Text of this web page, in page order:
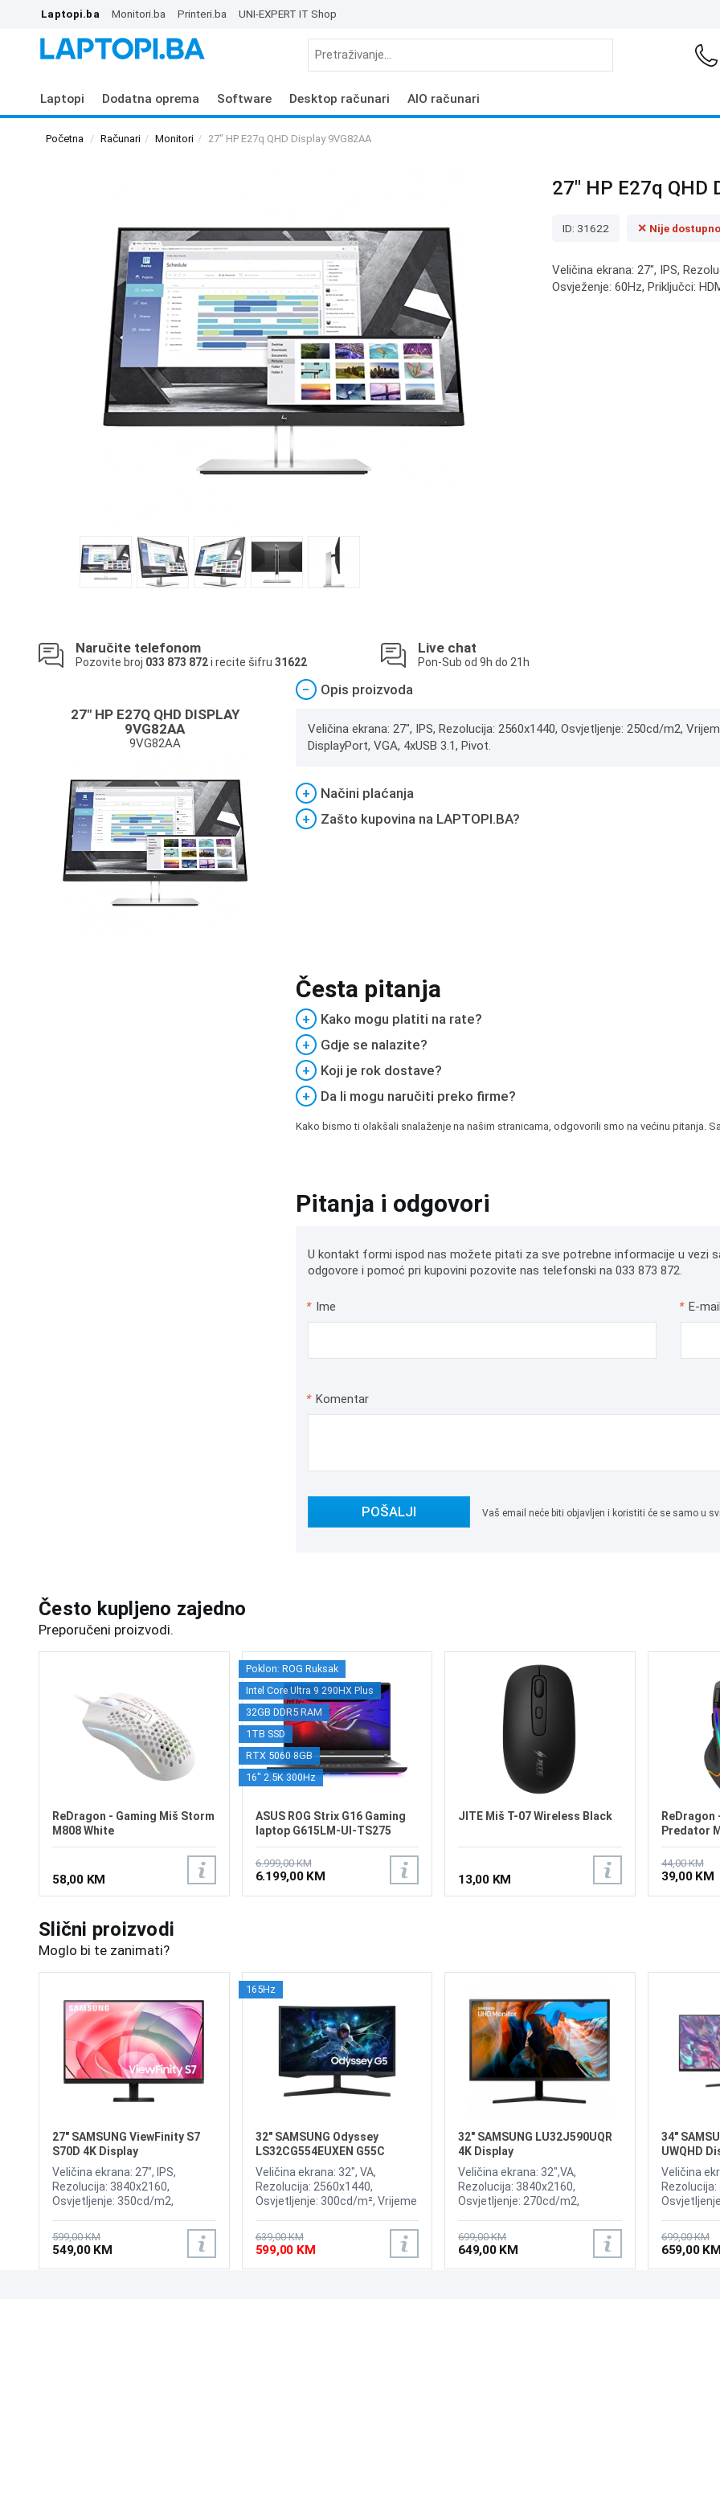
Laptopi.ba Monitori.ba Printeri.ba UNI-EXPERT IT Shop
Laptopi Dodatna oprema Software Desktop računari AIO računari
Početna Računari Monitori 27" HP E27q QHD Display 9VG82AA
27" HP E27q QHD
ID: 31622 ✕ Nije dostupno
Veličina ekrana: 27", IPS,
Osvježenje: 60Hz, Priključci:
Naručite telefonom
Pozovite broj 033 873 872i recite šifru 31622
Live chat
Pon-Sub od 9h do 21h
27" HP E27Q QHD DISPLAY
9VG82AA
9VG82AA
− Opis proizvoda
Veličina ekrana: 27", IPS, Rezolucija: 2560x1440, Osvjetljenje: 250cd/m2,
DisplayPort, VGA, 4xUSB 3.1, Pivot.
+
Načini plaćanja
+
Zašto kupovina na LAPTOPI.BA?
Česta pitanja
+
Kako mogu platiti na rate?
+
Gdje se nalazite?
+
Koji je rok dostave?
+
Da li mogu naručiti preko firme?
Kako bismo ti olakšali snalaženje na našim stranicama, odgovorili smo na većinu pitanja.
Pitanja i odgovori
U kontakt formi ispod nas možete pitati za sve potrebne informacije u vezi
odgovore i pomoć pri kupovini pozovite nas telefonski na 033 873 872.
* Ime * E-mail
* Komentar
POŠALJI Vaš email neće biti objavljen i koristiti će se samo u
Često kupljeno zajedno
Preporučeni proizvodi.
ReDragon - Gaming Miš Storm
M808 White
58,00 KM
Poklon: ROG Ruksak
Intel Core Ultra 9 290HX Plus
32GB DDR5 RAM
1TB SSD
RTX 5060 8GB
16" 2.5K 300Hz
ASUS ROG Strix G16 Gaming
laptop G615LM-UI-TS275
6.999,00 KM
6.199,00 KM
JITE Miš T-07 Wireless Black
13,00 KM
ReDragon
Predator
44,00 KM
39,00 KM
Slični proizvodi
Moglo bi te zanimati?
27" SAMSUNG ViewFinity S7
S70D 4K Display
Veličina ekrana: 27", IPS,
Rezolucija: 3840x2160,
Osvjetljenje: 350cd/m2,
FreeSync, Vrijeme odziva: 5ms,
Priključci: HDMI, Displayport
599,00 KM
549,00 KM
165Hz
32" SAMSUNG Odyssey
LS32CG554EUXEN G55C
165Hz Gaming Curved Display
Veličina ekrana: 32", VA,
Rezolucija: 2560x1440,
Osvjetljenje: 300cd/m², Vrijeme
165Hz, HDR10, AMD FreeSync
Premium Pro, 1000R Curvature,
Priključci: HDMI, DisplayPort
639,00 KM
599,00 KM
32" SAMSUNG LU32J590UQR
4K Display
Veličina ekrana: 32",VA,
Rezolucija: 3840x2160,
Osvjetljenje: 270cd/m2,
60Hz, AMD FreeSync, Vrijeme
odziva: 4 ms, Priključci: 2xHDMI,
Displayport
699,00 KM
649,00 KM
34"
UWQHD
Veličina
2xHDMI
699,00 KM
659,00 KM